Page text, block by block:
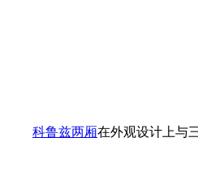
科鲁兹两厢在外观设计上与